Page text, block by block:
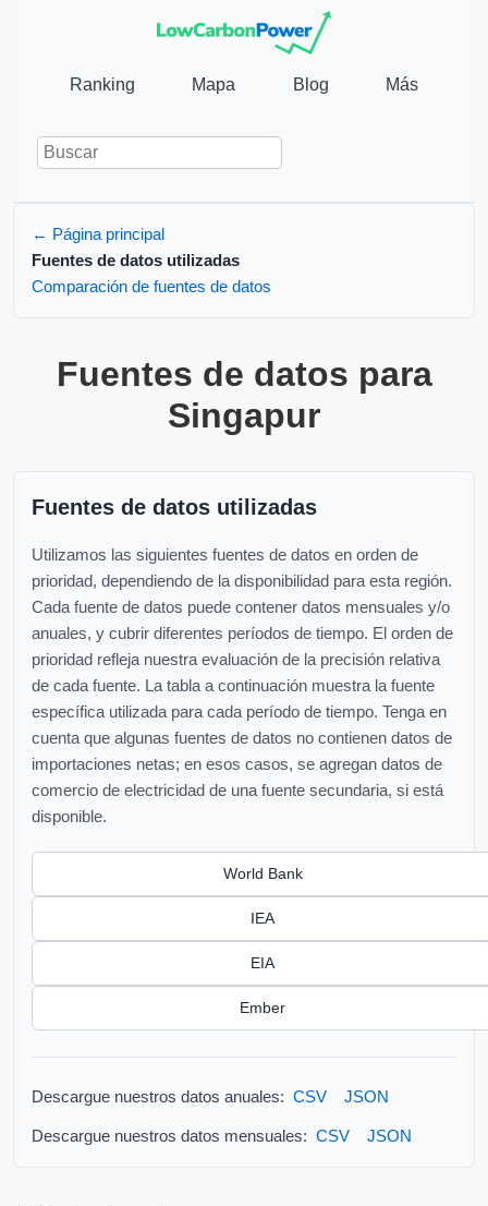
Ranking Mapa Blog Más
← Página principal
Fuentes de datos utilizadas
Comparación de fuentes de datos
Fuentes de datos para
Singapur
Fuentes de datos utilizadas
Utilizamos las siguientes fuentes de datos en orden de
prioridad, dependiendo de la disponibilidad para esta región.
Cada fuente de datos puede contener datos mensuales y/o
anuales, y cubrir diferentes períodos de tiempo. El orden de
prioridad refleja nuestra evaluación de la precisión relativa
de cada fuente. La tabla a continuación muestra la fuente
específica utilizada para cada período de tiempo. Tenga en
cuenta que algunas fuentes de datos no contienen datos de
importaciones netas; en esos casos, se agregan datos de
comercio de electricidad de una fuente secundaria, si está
disponible.
World Bank
IEA
EIA
Ember
Descargue nuestros datos anuales: CSV JSON
Descargue nuestros datos mensuales: CSV JSON